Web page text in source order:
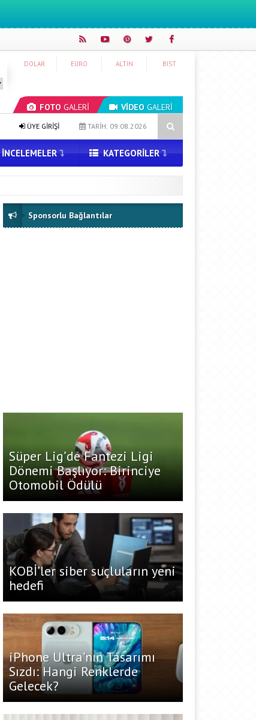
FOTO GALERİ VİDEO GALERİ
DOLAR EURO ALTIN BIST
TikTok’un Sahibinden Yeni Model: 10 Trilyon Parametre ile Geliyor
TARİH: 09.08.2026
ÜYE GİRİŞİ
İNCELEMELER KATEGORILER
Sponsorlu Bağlantılar
Süper Lig’de Fantezi Ligi
Dönemi Başlıyor: Birinciye
Otomobil Ödülü
KOBİ’ler siber suçluların yeni
hedefi
iPhone Ultra’nın Tasarımı
Sızdı: Hangi Renklerde
Gelecek?